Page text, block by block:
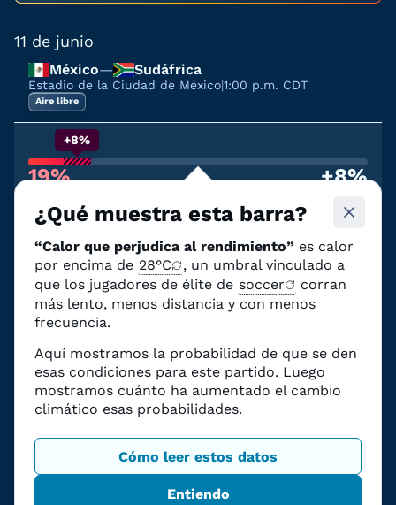
11 de junio
México— Sudáfrica
Estadio de la Ciudad de México|1:00 p.m. CDT
Aire libre
+8%
19%
rendimiento
+8%
climático
Corea del Sur— Chequia
Estadio Guadalajara|8:00 p.m. CDT
Aire libre
+20%
88%
Probabilidad de calor que afecte al
rendimiento
+20%
Debido al cambio
climático
12 de junio
Canadá— Bosnia y Herzegovina
Estadio de Toronto 3:00 p.m. EDT
¿Qué muestra esta barra?
“Calor que perjudica al rendimiento” es calor
por encima de 28°C
, un umbral vinculado a
que los jugadores de élite de soccer
corran
más lento, menos distancia y con menos
frecuencia.
Aquí mostramos la probabilidad de que se den
esas condiciones para este partido. Luego
mostramos cuánto ha aumentado el cambio
climático esas probabilidades.
Entiendo
Cómo leer estos datos